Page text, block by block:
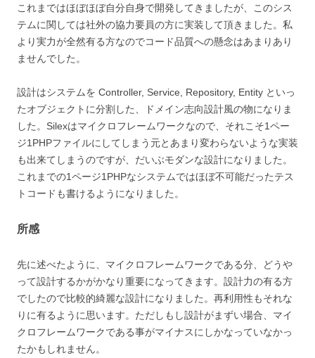
これまではほぼほぼ自分自身で開発してきましたが、このシス
テムに関しては社外の協力要員の方に実装して頂きました。私
より実力が全然有る方なのでコード品質への懸念はあまりあり
ませんでした。
設計はシステムを Controller, Service, Repository, Entity といっ
たオブジェクトに分割した、ドメイン志向設計風の物になりま
した。Silexはマイクロフレームワークなので、それこそ1ペー
ジ1PHPファイルにしてしまう元とあまり変わらないような実装
も出来てしまうのですが、だいぶモダンな設計になりました。
これまでの1ページ1PHPなシステムではほぼ不可能だったテス
トコードも書けるようになりました。
所感
先に述べたように、マイクロフレームワークである分、どうや
って設計するかがかなり重要になってきます。設計力の有る方
でしたので比較的綺麗な設計になりました。再利用性もそれな
りに有るように思います。ただしもし設計がまずい場合、マイ
クロフレームワークである事がマイナスにしかなっていなかっ
たかもしれません。